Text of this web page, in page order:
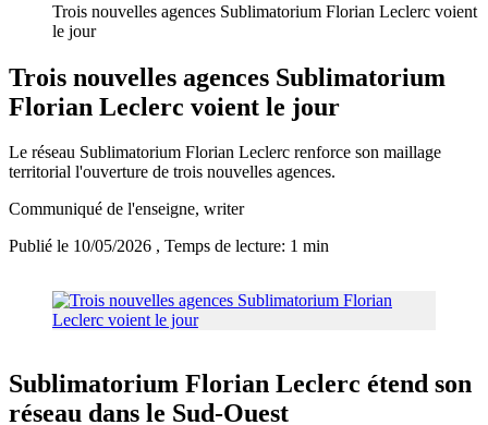
Trois nouvelles agences Sublimatorium Florian Leclerc voient
le jour
Trois nouvelles agences Sublimatorium
Florian Leclerc voient le jour
Le réseau Sublimatorium Florian Leclerc renforce son maillage
territorial l'ouverture de trois nouvelles agences.
Communiqué de l'enseigne, writer
Publié le 10/05/2026 , Temps de lecture: 1 min
Sublimatorium Florian Leclerc étend son
réseau dans le Sud-Ouest